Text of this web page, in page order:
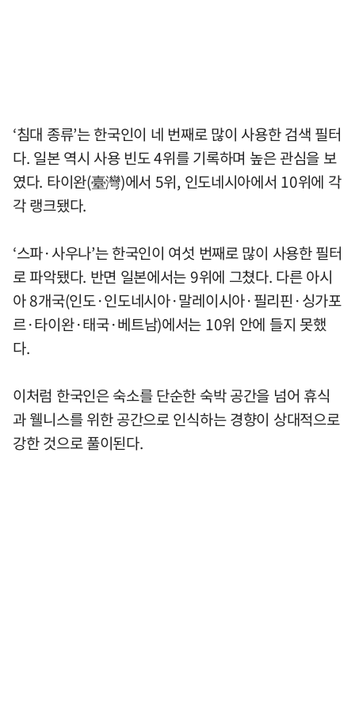
‘침대 종류’는 한국인이 네 번째로 많이 사용한 검색 필터
다. 일본 역시 사용 빈도 4위를 기록하며 높은 관심을 보
였다. 타이완(臺灣)에서 5위, 인도네시아에서 10위에 각
각 랭크됐다.
‘스파·사우나’는 한국인이 여섯 번째로 많이 사용한 필터
로 파악됐다. 반면 일본에서는 9위에 그쳤다. 다른 아시
아 8개국(인도·인도네시아·말레이시아·필리핀·싱가포
르·타이완·태국·베트남)에서는 10위 안에 들지 못했
다.
이처럼 한국인은 숙소를 단순한 숙박 공간을 넘어 휴식
과 웰니스를 위한 공간으로 인식하는 경향이 상대적으로
강한 것으로 풀이된다.